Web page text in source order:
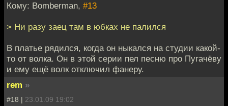
Кому: Bomberman, #13
> Ни разу заец там в юбках не палился
В платье рядился, когда он ныкался на студии какой-
то от волка. Он в этой серии пел песню про Пугачёву
и ему ещё волк отключил фанеру.
rem »
#18 | 23.01.09 19:02